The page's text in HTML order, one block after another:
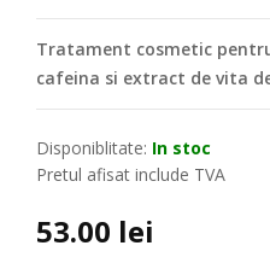
Tratament cosmetic
cafeina si extract de vita
Disponiblitate: In stoc
Pretul afisat include TVA
53.00 lei